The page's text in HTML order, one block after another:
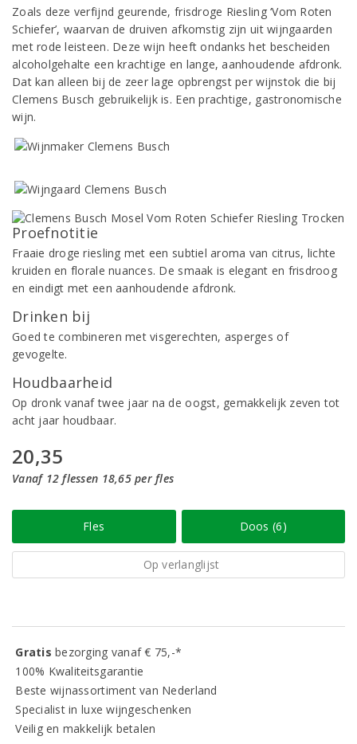
Zoals deze verfijnd geurende, frisdroge Riesling ‘Vom Roten
Schiefer’, waarvan de druiven afkomstig zijn uit wijngaarden
met rode leisteen. Deze wijn heeft ondanks het bescheiden
alcoholgehalte een krachtige en lange, aanhoudende afdronk.
Dat kan alleen bij de zeer lage opbrengst per wijnstok die bij
Clemens Busch gebruikelijk is. Een prachtige, gastronomische
wijn.
Proefnotitie
Fraaie droge riesling met een subtiel aroma van citrus, lichte
kruiden en florale nuances. De smaak is elegant en frisdroog
en eindigt met een aanhoudende afdronk.
Drinken bij
Goed te combineren met visgerechten, asperges of
gevogelte.
Houdbaarheid
Op dronk vanaf twee jaar na de oogst, gemakkelijk zeven tot
acht jaar houdbaar.
20,35
Vanaf 12 flessen 18,65 per fles
Fles Doos (6)
Op verlanglijst
Gratisbezorging vanaf € 75,-*
100% Kwaliteitsgarantie
Beste wijnassortiment van Nederland
Specialist in luxe wijngeschenken
Veilig en makkelijk betalen